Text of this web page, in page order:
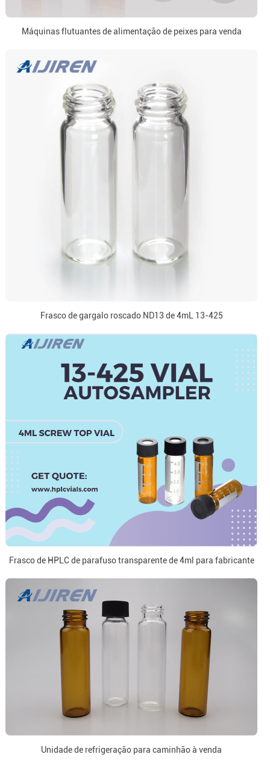
Máquinas flutuantes de alimentação de peixes para venda
Frasco de gargalo roscado ND13 de 4mL 13-425
Frasco de HPLC de parafuso transparente de 4ml para fabricante
Unidade de refrigeração para caminhão à venda